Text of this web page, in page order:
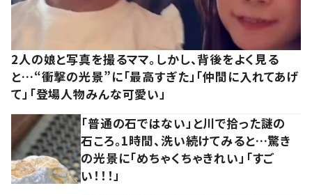
2人の娘と写真を撮るママ。しかし、背後をよく見る
と…“衝撃の光景”に「最高すぎた」「仲間に入れてあげ
て」「登場人物みんな可愛い」
「普通の石ではない」と川で拾った謎の
石ころ。1時間、洗い続けてみると…驚き
の光景に「めちゃくちゃきれい」「すご
い！！！」